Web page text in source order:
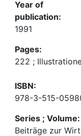
Year of
publication:
1991
Pages:
222 ;
ISBN:
978-3-515-
Series ; Volume:
Beiträge zur